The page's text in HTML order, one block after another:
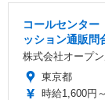
コールセンター
ッション通販問
株式会社オープ
東京都
時給1,600円～